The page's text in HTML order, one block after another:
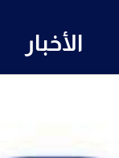
الأخبار